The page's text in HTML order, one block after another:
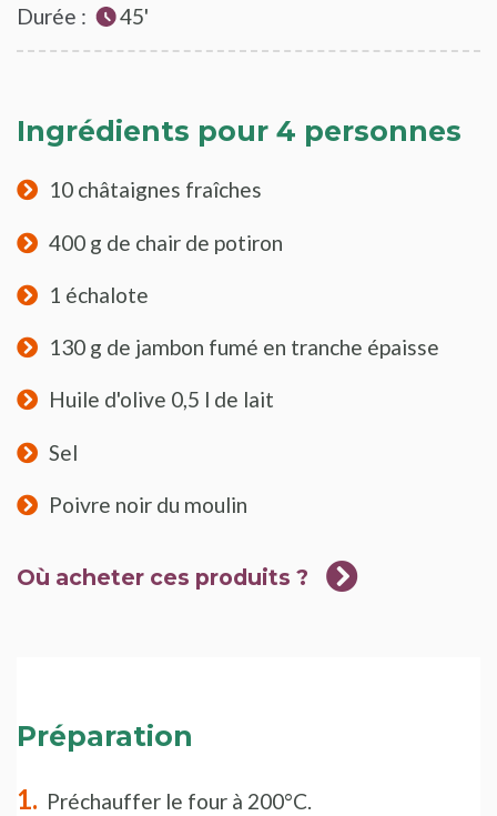
sur
3
Durée : 45'
Ingrédients pour 4 personnes
10 châtaignes fraîches
400 g de chair de potiron
1 échalote
130 g de jambon fumé en tranche épaisse
Huile d'olive 0,5 l de lait
Sel
Poivre noir du moulin
Où acheter ces produits ?
Préparation
Préchauffer le four à 200°C.